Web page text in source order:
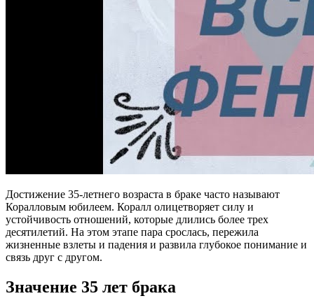
Достижение 35-летнего возраста в браке часто называют
Коралловым юбилеем. Коралл олицетворяет силу и
устойчивость отношений, которые длились более трех
десятилетий. На этом этапе пара срослась, пережила
жизненные взлеты и падения и развила глубокое понимание и
связь друг с другом.
Значение 35 лет брака